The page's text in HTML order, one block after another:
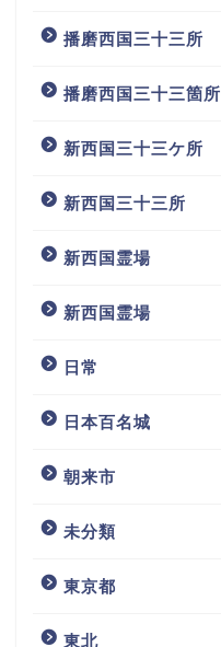
播磨西国三十三所
播磨西国三十三箇所
新西国三十三ケ所
新西国三十三所
新西国霊場
新西国霊場
日常
日本百名城
朝来市
未分類
東京都
東北